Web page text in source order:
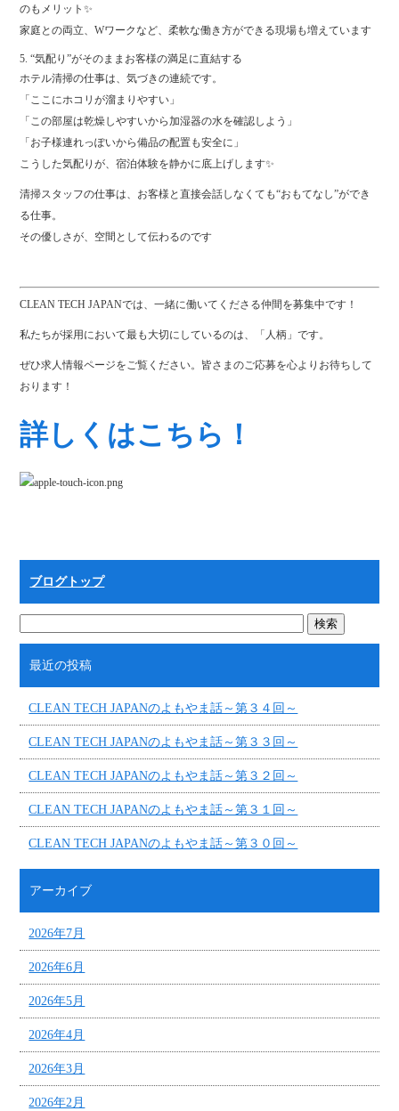
のもメリット✨
家庭との両立、Wワークなど、柔軟な働き方ができる現場も増えています‍‍‍️
5. “気配り”がそのままお客様の満足に直結する
ホテル清掃の仕事は、気づきの連続です。
「ここにホコリが溜まりやすい」
「この部屋は乾燥しやすいから加湿器の水を確認しよう」
「お子様連れっぽいから備品の配置も安全に」
こうした気配りが、宿泊体験を静かに底上げします✨
清掃スタッフの仕事は、お客様と直接会話しなくても“おもてなし”ができ
る仕事。
その優しさが、空間として伝わるのです
CLEAN TECH JAPANでは、一緒に働いてくださる仲間を募集中です！
私たちが採用において最も大切にしているのは、「人柄」です。
ぜひ求人情報ページをご覧ください。皆さまのご応募を心よりお待ちして
おります！
詳しくはこちら！
ブログトップ
最近の投稿
CLEAN TECH JAPANのよもやま話～第３４回～
CLEAN TECH JAPANのよもやま話～第３３回～
CLEAN TECH JAPANのよもやま話～第３２回～
CLEAN TECH JAPANのよもやま話～第３１回～
CLEAN TECH JAPANのよもやま話～第３０回～
アーカイブ
2026年7月
2026年6月
2026年5月
2026年4月
2026年3月
2026年2月